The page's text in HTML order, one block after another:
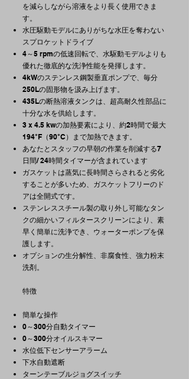
を減らしながら溶液をより長く使用できま
す。
水圧駆動モデルにありがちな水圧を奪わない
スプロケットドライブ
4～5 rpmの低速回転で、水駆動モデルよりも
優れた徹底的な洗浄性能を発揮します。
4kWのステンレス鋼製垂直ポンプで、毎分
250Lの固形物を汲み上げます。
435Lの断熱溶液タンクは、超高耐久性部品に
十分な水を供給します。
3 x 4.5 kwの加熱要素により、約2時間で最大
194°F（90°C）まで加熱できます。
あなたとスタッフの早朝の作業を削減する7
日間/ 24時間タイマーが含まれています
ガスケットは蒸気に長時間さらされると劣化
することが多いため、ガスケットフリーのド
アは全開式です。
ステンレススチール製の取り外し可能なタン
クの細かいフィルタースクリーンにより、素
早く簡単に洗浄でき、ウォーターポンプを保
護します。
オプションの生分解性、非腐食性、強力粉末
洗剤。
特徴
簡単な操作
0～300分自動タイマー
0～300分オイルスキマー
水位低下センサーアラーム
下水自動遮断
ターンテーブルジョグスイッチ